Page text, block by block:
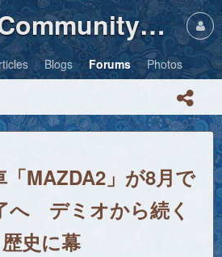
Insoler Community・Photos
Blogs Forums Photos
MAZDA2」が8月で
へ デミオから続く
歴史に幕